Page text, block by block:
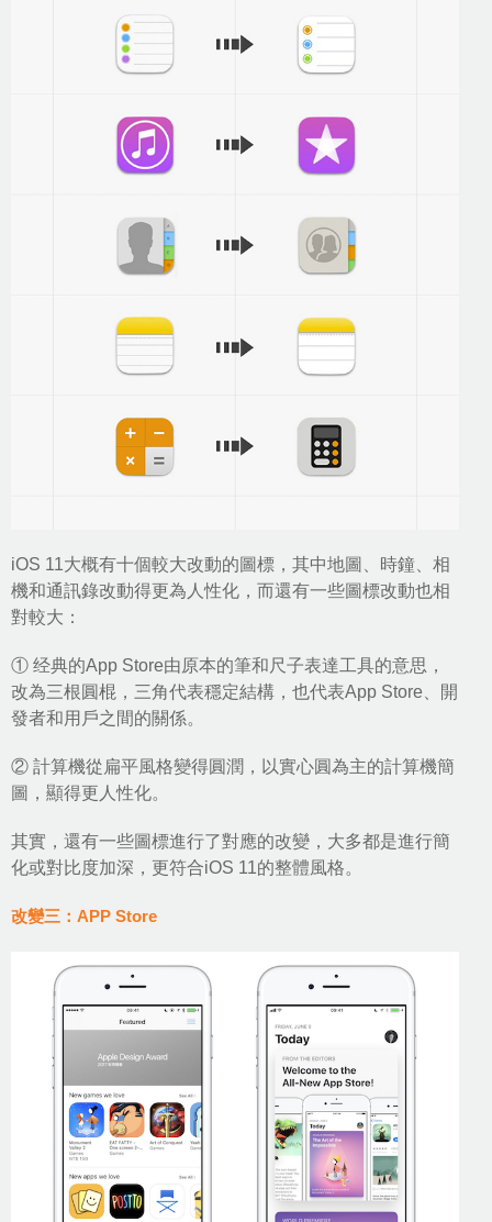
iOS 11大概有十個較大改動的圖標，其中地圖、時鐘、相
機和通訊錄改動得更為人性化，而還有一些圖標改動也相
對較大：
① 经典的App Store由原本的筆和尺子表達工具的意思，
改為三根圓棍，三角代表穩定結構，也代表App Store、開
發者和用戶之間的關係。
② 計算機從扁平風格變得圓潤，以實心圓為主的計算機簡
圖，顯得更人性化。
其實，還有一些圖標進行了對應的改變，大多都是進行簡
化或對比度加深，更符合iOS 11的整體風格。
改變三：APP Store